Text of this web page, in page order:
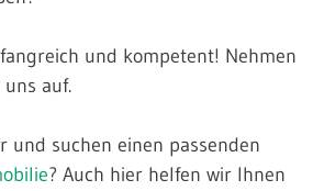
und kompetent! Nehmen
auf.
und suchen einen passenden
? Auch hier helfen wir Ihnen